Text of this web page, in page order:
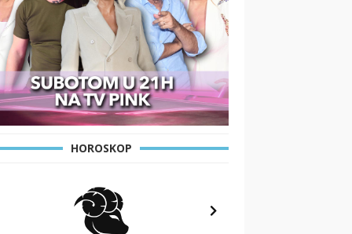
HOROSKOP